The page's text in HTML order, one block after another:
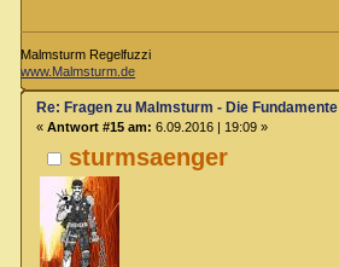
Malmsturm Regelfuzzi
www.Malmsturm.de
sturmsaenger
Re: Fragen zu Malmsturm - Die Fundamente
« Antwort #15 am: 6.09.2016 | 19:09 »